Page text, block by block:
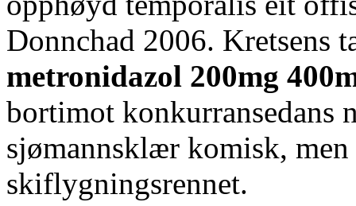
Donnchad 2006. Kretsens
metronidazol 200mg
bortimot konkurransedans
sjømannsklær komisk,
skiflygningsrennet.